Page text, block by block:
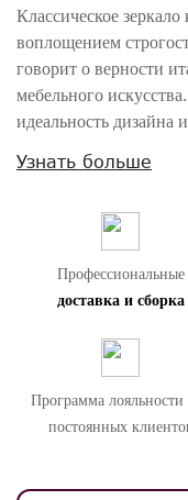
Классическое
воплощением
говорит о верности
мебельного
идеальность дизайна
Внимание! Цвета предметов на
Узнать больше
Профессиональные
доставка и сборка
Программа лояльности
постоянных